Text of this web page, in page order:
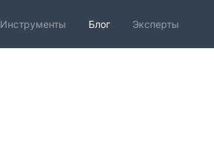
Инструменты Блог Эксперты